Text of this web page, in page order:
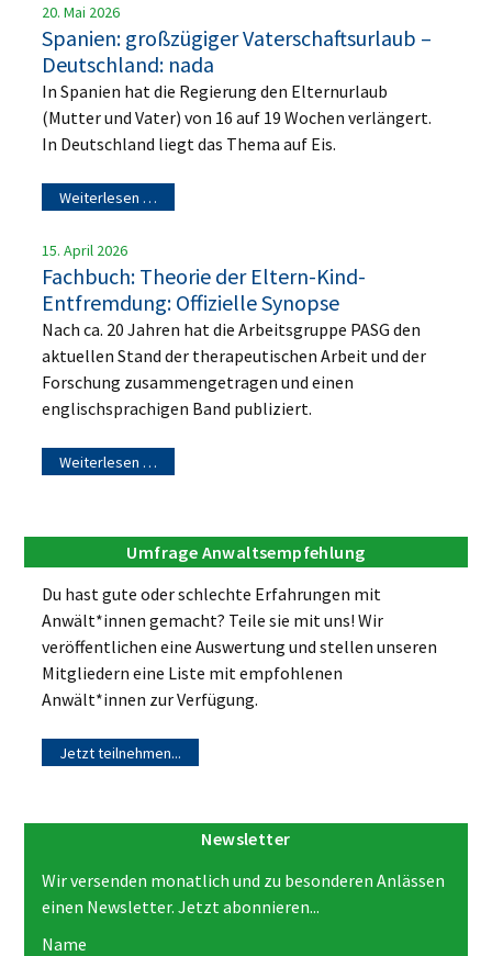
20. Mai 2026
Spanien: großzügiger Vaterschaftsurlaub –
Deutschland: nada
In Spanien hat die Regierung den Elternurlaub
(Mutter und Vater) von 16 auf 19 Wochen verlängert.
In Deutschland liegt das Thema auf Eis.
Weiterlesen …
15. April 2026
Fachbuch: Theorie der Eltern-Kind-
Entfremdung: Offizielle Synopse
Nach ca. 20 Jahren hat die Arbeitsgruppe PASG den
aktuellen Stand der therapeutischen Arbeit und der
Forschung zusammengetragen und einen
englischsprachigen Band publiziert.
Weiterlesen …
Umfrage Anwaltsempfehlung
Du hast gute oder schlechte Erfahrungen mit
Anwält*innen gemacht? Teile sie mit uns! Wir
veröffentlichen eine Auswertung und stellen unseren
Mitgliedern eine Liste mit empfohlenen
Anwält*innen zur Verfügung.
Jetzt teilnehmen...
Newsletter
Wir versenden monatlich und zu besonderen Anlässen
einen Newsletter. Jetzt abonnieren...
Name